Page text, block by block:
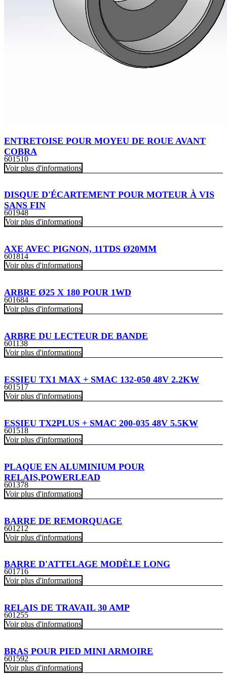
ENTRETOISE POUR MOYEU DE ROUE AVANT
COBRA
601510
Voir plus d'informations
DISQUE D'ÉCARTEMENT POUR MOTEUR À VIS
SANS FIN
601948
Voir plus d'informations
AXE AVEC PIGNON, 11TDS Ø20MM
601814
Voir plus d'informations
ARBRE Ø25 X 180 POUR 1WD
601684
Voir plus d'informations
ARBRE DU LECTEUR DE BANDE
601138
Voir plus d'informations
ESSIEU TX1 MAX + SMAC 132-050 48V 2.2KW
601517
Voir plus d'informations
ESSIEU TX2PLUS + SMAC 200-035 48V 5.5KW
601518
Voir plus d'informations
PLAQUE EN ALUMINIUM POUR
RELAIS,POWERLEAD
601378
Voir plus d'informations
BARRE DE REMORQUAGE
601212
Voir plus d'informations
BARRE D'ATTELAGE MODÈLE LONG
601716
Voir plus d'informations
RELAIS DE TRAVAIL 30 AMP
601255
Voir plus d'informations
BRAS POUR PIED MINI ARMOIRE
601592
Voir plus d'informations